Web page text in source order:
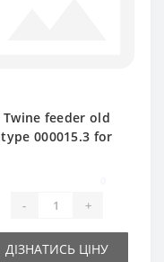
Twine feeder old
type 000015.3 for
- +
ДІЗНАТИСЬ ЦІНУ